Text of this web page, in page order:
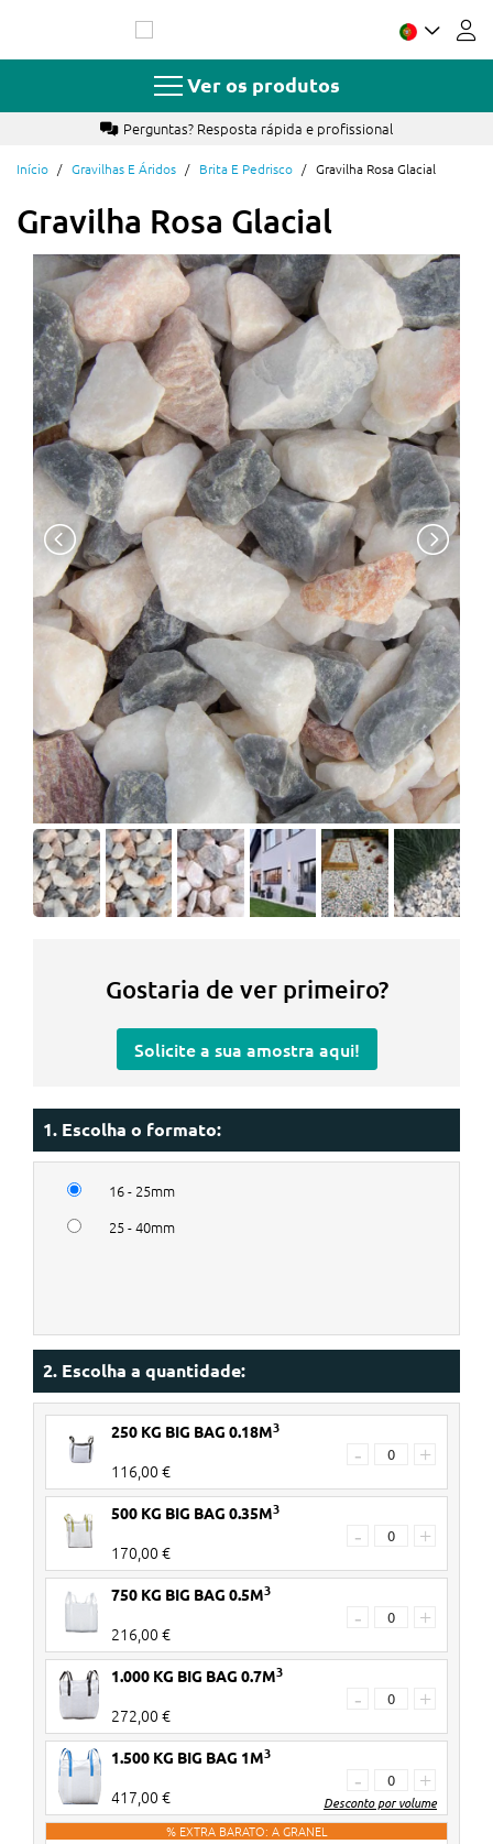
o
Ver os produtos
rápida e profissional
Início Gravilhas E Áridos Brita E Pedrisco Gravilha Rosa Glacial
Gravilha Rosa Glacial
Gostaria de ver primeiro?
Solicite a sua amostra aqui!
1. Escolha o formato:
16 - 25mm
25 - 40mm
2. Escolha a quantidade:
250 KG BIG BAG 0.18M3
116,00 €
- +
500 KG BIG BAG 0.35M3
170,00 €
- +
750 KG BIG BAG 0.5M3
216,00 €
- +
1.000 KG BIG BAG 0.7M3
272,00 €
- +
1.500 KG BIG BAG 1M3
417,00 €
- +
Desconto por volume
% EXTRA BARATO: A GRANEL